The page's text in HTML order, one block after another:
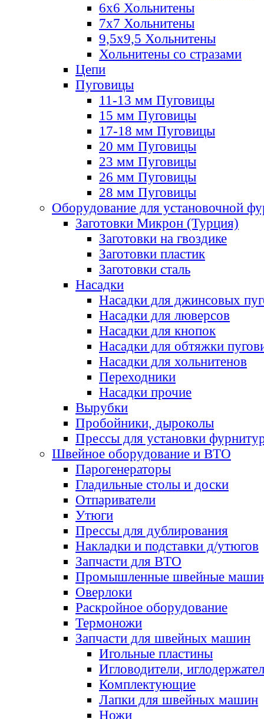
6х6 Хольнитены
7х7 Хольнитены
9,5х9,5 Хольнитены
Хольнитены со стразами
Цепи
Пуговицы
11-13 мм Пуговицы
15 мм Пуговицы
17-18 мм Пуговицы
20 мм Пуговицы
23 мм Пуговицы
26 мм Пуговицы
28 мм Пуговицы
Оборудование для установочной
Заготовки Микрон (Турция)
Заготовки на гвоздике
Заготовки пластик
Заготовки сталь
Насадки
Насадки для джинсовых
Насадки для люверсов
Насадки для кнопок
Насадки для обтяжки
Насадки для хольнитенов
Переходники
Насадки прочие
Вырубки
Пробойники, дыроколы
Прессы для установки
Швейное оборудование и ВТО
Парогенераторы
Гладильные столы и доски
Отпариватели
Утюги
Прессы для дублирования
Накладки и подставки д/утюгов
Запчасти для ВТО
Промышленные швейные
Оверлоки
Раскройное оборудование
Термоножи
Запчасти для швейных машин
Игольные пластины
Игловодители,
Комплектующие
Лапки для швейных машин
Ножи